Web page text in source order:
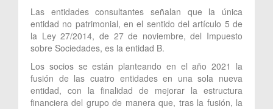
Las entidades consultantes señalan que la única
entidad no patrimonial, en el sentido del artículo 5 de
la Ley 27/2014, de 27 de noviembre, del Impuesto
sobre Sociedades, es la entidad B.
Los socios se están planteando en el año 2021 la
fusión de las cuatro entidades en una sola nueva
entidad, con la finalidad de mejorar la estructura
financiera del grupo de manera que, tras la fusión, la